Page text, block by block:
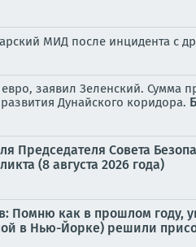
МИД после инцидента с
заявил Зеленский. Сумма
Дунайского коридора.
Председателя Совета
(8 августа 2026 года)
Помню как в прошлом году,
в Нью-Йорке) решили